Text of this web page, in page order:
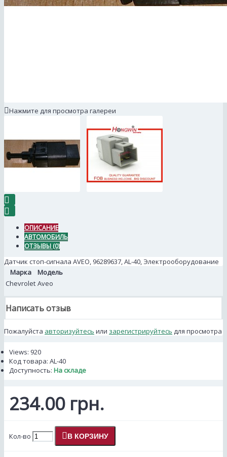
Нажмите для просмотра галереи
ОПИСАНИЕ
АВТОМОБИЛЬ
ОТЗЫВЫ (0)
Датчик стоп-сигнала AVEO, 96289637, AL-40, Электрооборудование
Марка
Модель
Chevrolet Aveo
Написать отзыв
Пожалуйста авторизуйтесь или зарегистрируйтесь для просмотра
Views: 920
Код товара: AL-40
Доступность: На складе
234.00 грн.
Кол-во В КОРЗИНУ